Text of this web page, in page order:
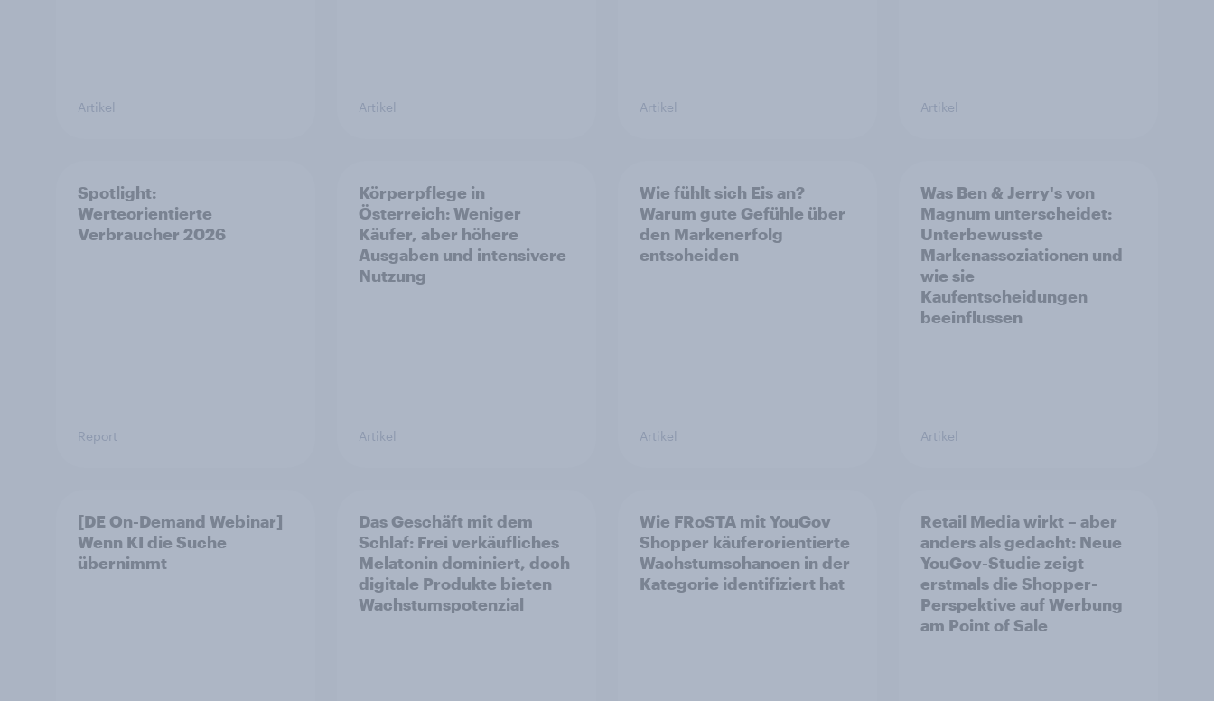
Artikel Artikel Artikel Artikel
Spotlight:
Werteorientierte
Verbraucher 2026
Report
Körperpflege in
Österreich: Weniger
Käufer, aber höhere
Ausgaben und intensivere
Nutzung
Artikel
Wie fühlt sich Eis an?
Warum gute Gefühle über
den Markenerfolg
entscheiden
Artikel
Was Ben & Jerry's von
Magnum unterscheidet:
Unterbewusste
Markenassoziationen und
wie sie
Kaufentscheidungen
beeinflussen
Artikel
[DE On-Demand Webinar]
Wenn KI die Suche
übernimmt
Das Geschäft mit dem
Schlaf: Frei verkäufliches
Melatonin dominiert, doch
digitale Produkte bieten
Wachstumspotenzial
Wie FRoSTA mit YouGov
Shopper käuferorientierte
Wachstumschancen in der
Kategorie identifiziert hat
Retail Media wirkt – aber
anders als gedacht: Neue
YouGov-Studie zeigt
erstmals die Shopper-
Perspektive auf Werbung
am Point of Sale